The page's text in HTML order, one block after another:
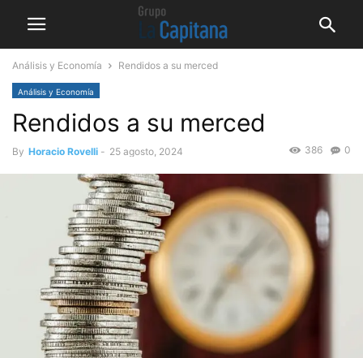
Análisis y Economía Rendidos a su merced
Análisis y Economía
Rendidos a su merced
By Horacio Rovelli - 25 agosto, 2024 0
386